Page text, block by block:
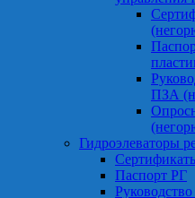
ПЗА
Гидроэлеваторы
Паспорт РГ